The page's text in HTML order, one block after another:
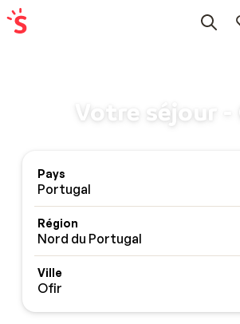
Votre séjour -
Pays
Portugal
Région
Nord du Portugal
Ville
Ofir